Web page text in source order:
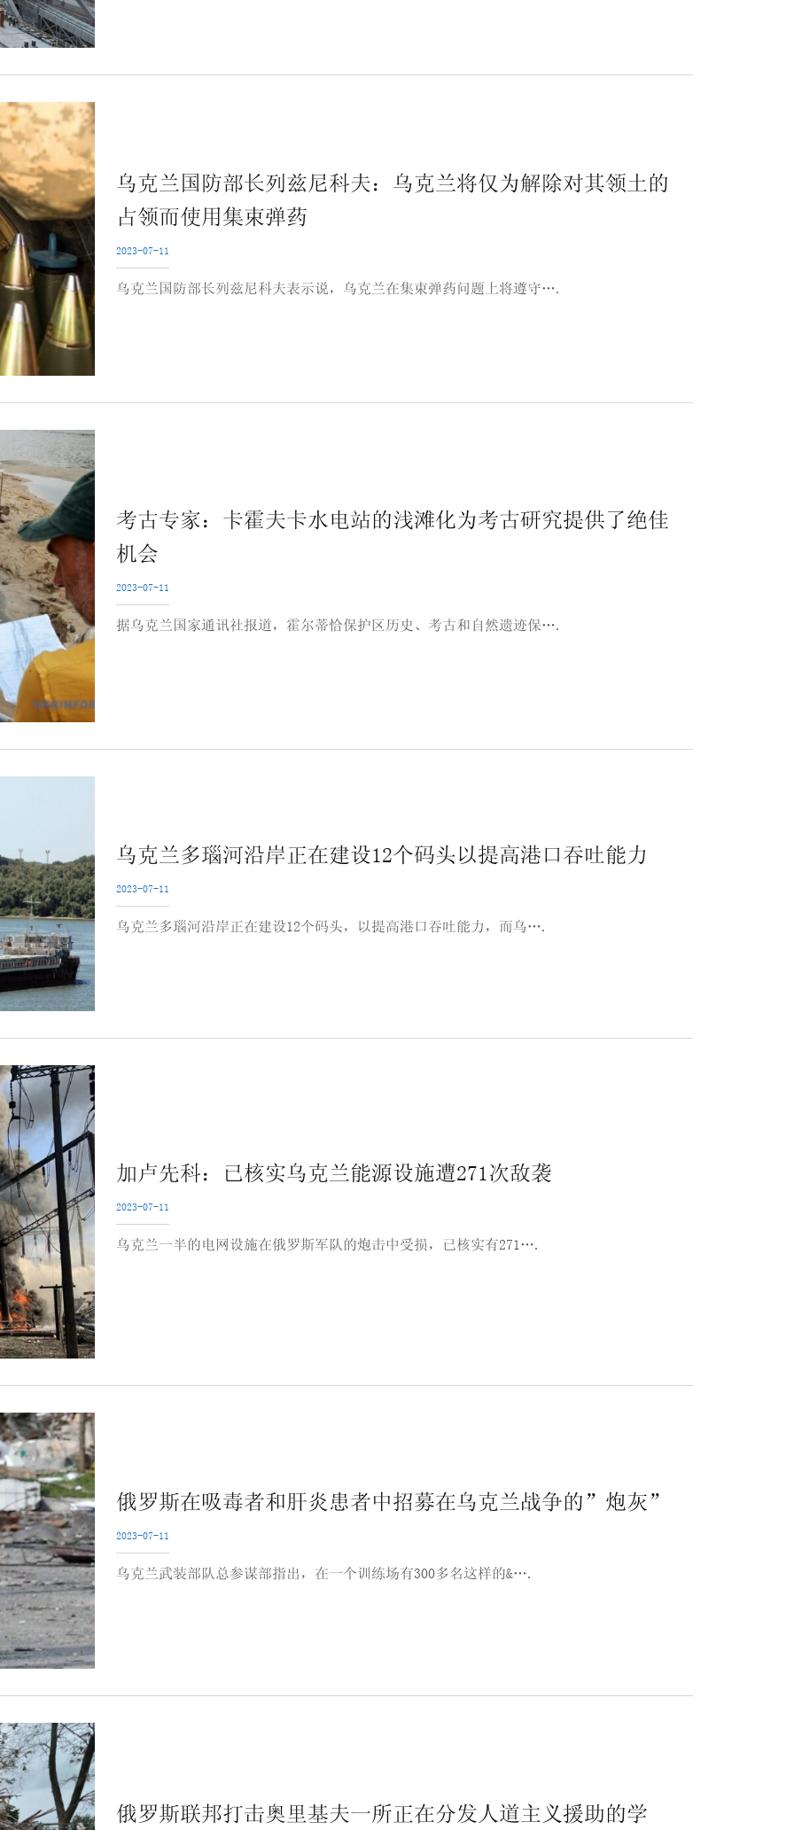
乌克兰国防部长列兹尼科夫：乌克兰将仅为解除对其领土的
占领而使用集束弹药
2023-07-11
乌克兰国防部长列兹尼科夫表示说，乌克兰在集束弹药问题上将遵守….
考古专家：卡霍夫卡水电站的浅滩化为考古研究提供了绝佳
机会
2023-07-11
据乌克兰国家通讯社报道，霍尔蒂恰保护区历史、考古和自然遗迹保….
乌克兰多瑙河沿岸正在建设12个码头以提高港口吞吐能力
2023-07-11
乌克兰多瑙河沿岸正在建设12个码头，以提高港口吞吐能力，而乌….
加卢先科：已核实乌克兰能源设施遭271次敌袭
2023-07-11
乌克兰一半的电网设施在俄罗斯军队的炮击中受损，已核实有271….
俄罗斯在吸毒者和肝炎患者中招募在乌克兰战争的”炮灰”
2023-07-11
乌克兰武装部队总参谋部指出，在一个训练场有300多名这样的&….
俄罗斯联邦打击奥里基夫一所正在分发人道主义援助的学